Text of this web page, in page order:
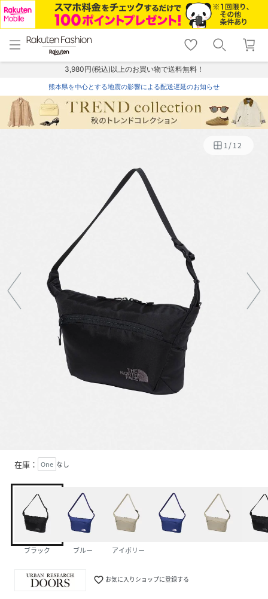
menu home
トップ
shopping_cart lock_outline
ログイン
3,980円(税込)以上のお買い物で送料無料！
熊本県を中心とする地震の影響による配送遅延のお知らせ
1/12
在庫： One なし
ブラック ブルー アイボリー
favorite_border お気に入りショップに登録する